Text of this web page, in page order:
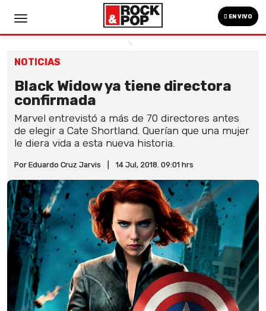
EN VIVO
NOTICIAS
Black Widow ya tiene directora
confirmada
Marvel entrevistó a más de 70 directores antes
de elegir a Cate Shortland. Querían que una mujer
le diera vida a esta nueva historia.
Por Eduardo Cruz Jarvis 14 Jul, 2018. 09:01 hrs